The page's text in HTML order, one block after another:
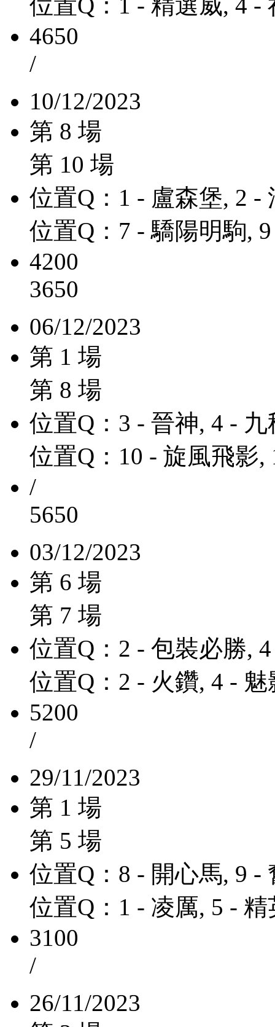
4650
/
10/12/2023
第 8 場
第 10 場
位置Q：1 - 盧森堡, 2 -
位置Q：7 - 驕陽明駒,
4200
3650
06/12/2023
第 1 場
第 8 場
位置Q：3 - 晉神, 4 - 九
位置Q：10 - 旋風飛影,
/
5650
03/12/2023
第 6 場
第 7 場
位置Q：2 - 包裝必勝,
位置Q：2 - 火鑽, 4 -
5200
/
29/11/2023
第 1 場
第 5 場
位置Q：8 - 開心馬, 9 -
位置Q：1 - 凌厲, 5 -
3100
/
26/11/2023